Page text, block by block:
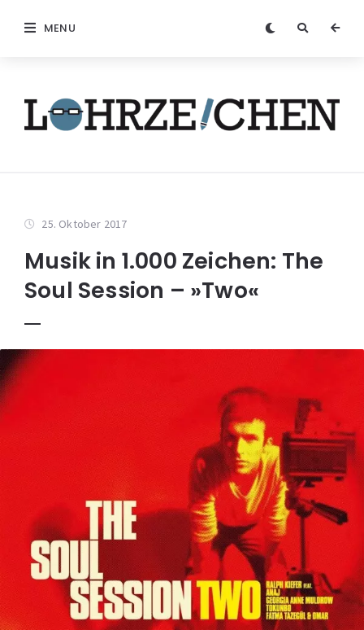
MENU
25. Oktober 2017
Musik in 1.000 Zeichen: The
Soul Session – »Two«